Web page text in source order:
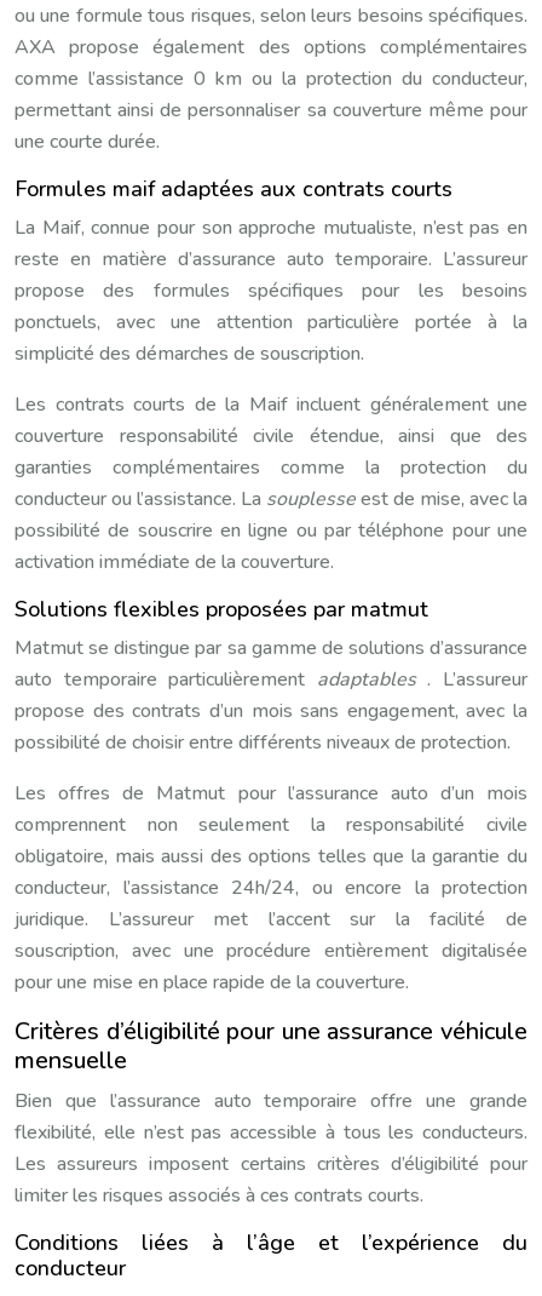
ou une formule tous risques, selon leurs besoins spécifiques.
AXA propose également des options complémentaires
comme l’assistance 0 km ou la protection du conducteur,
permettant ainsi de personnaliser sa couverture même pour
une courte durée.
Formules maif adaptées aux contrats courts
La Maif, connue pour son approche mutualiste, n’est pas en
reste en matière d’assurance auto temporaire. L’assureur
propose des formules spécifiques pour les besoins
ponctuels, avec une attention particulière portée à la
simplicité des démarches de souscription.
Les contrats courts de la Maif incluent généralement une
couverture responsabilité civile étendue, ainsi que des
garanties complémentaires comme la protection du
conducteur ou l’assistance. La souplesseest de mise, avec la
possibilité de souscrire en ligne ou par téléphone pour une
activation immédiate de la couverture.
Solutions flexibles proposées par matmut
Matmut se distingue par sa gamme de solutions d’assurance
auto temporaire particulièrement adaptables. L’assureur
propose des contrats d’un mois sans engagement, avec la
possibilité de choisir entre différents niveaux de protection.
Les offres de Matmut pour l’assurance auto d’un mois
comprennent non seulement la responsabilité civile
obligatoire, mais aussi des options telles que la garantie du
conducteur, l’assistance 24h/24, ou encore la protection
juridique. L’assureur met l’accent sur la facilité de
souscription, avec une procédure entièrement digitalisée
pour une mise en place rapide de la couverture.
Critères d’éligibilité pour une assurance véhicule
mensuelle
Bien que l’assurance auto temporaire offre une grande
flexibilité, elle n’est pas accessible à tous les conducteurs.
Les assureurs imposent certains critères d’éligibilité pour
limiter les risques associés à ces contrats courts.
Conditions liées à l’âge et l’expérience du
conducteur